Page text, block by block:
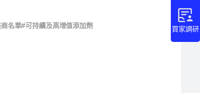
買家調研
名單#可持續及高增值添加劑